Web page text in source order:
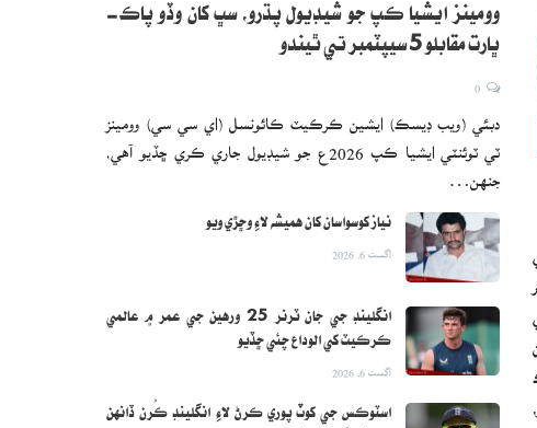
وومينز ايشيا ڪپ جو شيڊيول پڌرو، سڀ کان وڏو پاڪ-
ڀارت مقابلو 5 سيپٽمبر تي ٿيندو
دبئي (ويب ڊيسڪ) ايشين ڪرڪيٽ ڪائونسل (اي سي سي) وومينز
ٽي ٽوئنٽي ايشيا ڪپ 2026ع جو شيڊيول جاري ڪري ڇڏيو آهي،
نياز کوسواسان کان هميشه لاءِ وڇڙي ويو
اگست 6, 2026
انگلينڊ جي جان ٽرنر 25 ورهين جي عمر ۾ عالمي
ڪرڪيٽ کي الوداع چئي ڇڏيو
اگست 6, 2026
اسٽوڪس جي کوٽ پوري ڪرڻ لاءِ انگلينڊ ڪُرن ڏانهن